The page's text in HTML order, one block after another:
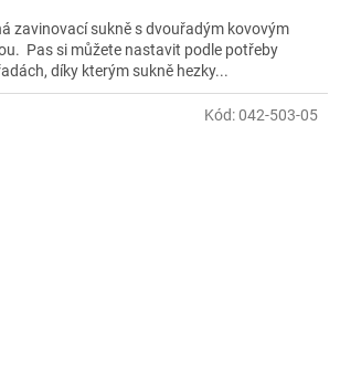
zavinovací sukně s dvouřadým kovovým
Pas si můžete nastavit podle potřeby
díky kterým sukně hezky...
Kód:042-503-05